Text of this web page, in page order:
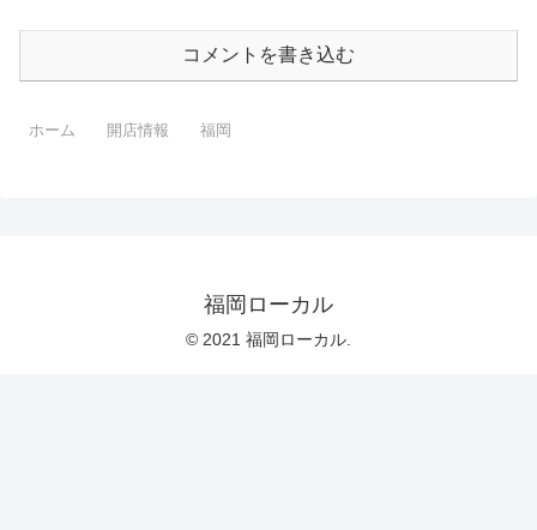
コメントを書き込む
ホーム 開店情報 福岡
福岡ローカル
© 2021 福岡ローカル.